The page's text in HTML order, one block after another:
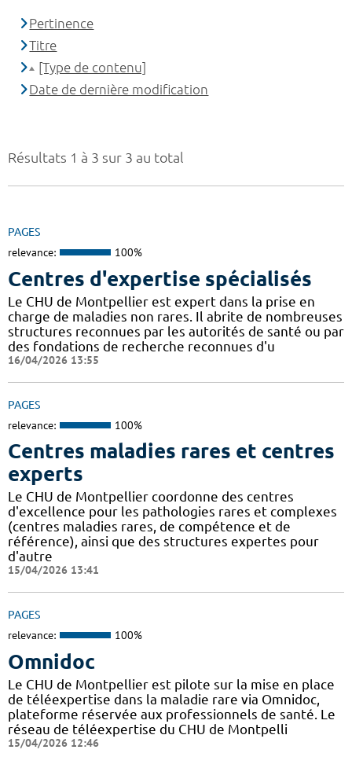
Résultats 1 à 3 sur 3 au total
PAGES
relevance: 100%
Centres d'expertise spécialisés
Le CHU de Montpellier est expert dans la prise en
charge de maladies non rares. Il abrite de nombreuses
structures reconnues par les autorités de santé ou par
des fondations de recherche reconnues d'u
16/04/2026 13:55
PAGES
relevance: 100%
Centres maladies rares et centres
experts
Le CHU de Montpellier coordonne des centres
d'excellence pour les pathologies rares et complexes
(centres maladies rares, de compétence et de
référence), ainsi que des structures expertes pour
d'autre
15/04/2026 13:41
PAGES
relevance: 100%
Omnidoc
Le CHU de Montpellier est pilote sur la mise en place
de téléexpertise dans la maladie rare via Omnidoc,
plateforme réservée aux professionnels de santé. Le
réseau de téléexpertise du CHU de Montpelli
15/04/2026 12:46
Pertinence
Titre
[Type de contenu]
Date de dernière modification